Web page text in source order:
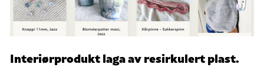
Interiørprodukt laga av resirkulert plast.